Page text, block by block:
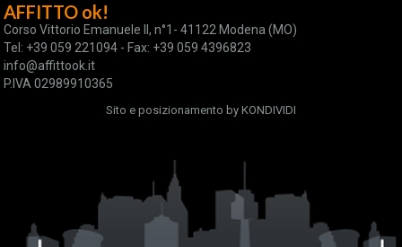
AFFITTO ok!
Corso Vittorio Emanuele II, n°1- 41122 Modena (MO)
Tel: +39 059 221094 - Fax: +39 059 4396823
info@affittook.it
P.IVA 02989910365
Sito e posizionamento by KONDIVIDI